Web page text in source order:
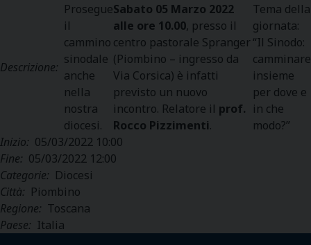
Descrizione:
Prosegue
il
cammino
sinodale
anche
nella
nostra
diocesi.
Sabato 05 Marzo 2022
alle ore 10.00, presso il
centro pastorale Spranger
(Piombino – ingresso da
Via Corsica) è infatti
previsto un nuovo
incontro. Relatore il prof.
Rocco Pizzimenti.
Tema della
giornata:
“Il Sinodo:
camminare
insieme
per dove e
in che
modo?”
Inizio: 05/03/2022 10:00
Fine: 05/03/2022 12:00
Categorie: Diocesi
Città: Piombino
Regione: Toscana
Paese: Italia